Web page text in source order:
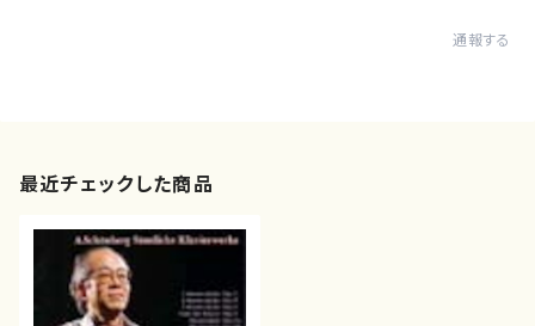
通報する
最近チェックした商品